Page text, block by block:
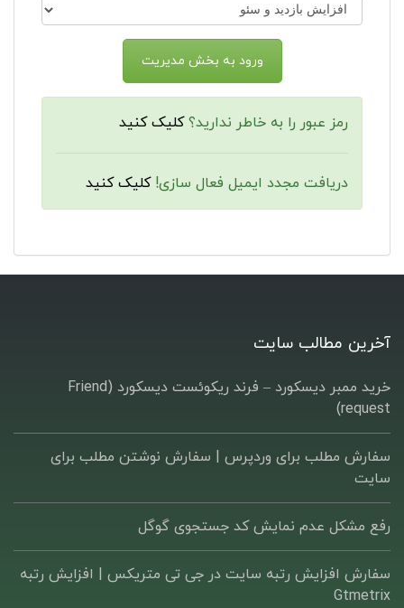
رمز عبور را به خاطر ندارید؟کلیک کنید
دریافت مجدد ایمیل فعال سازی!کلیک کنید
آخرین مطالب سایت
خرید ممبر دیسکورد – فرند ریکوئست دیسکورد (Friend
request)
سفارش مطلب برای وردپرس |‌ سفارش نوشتن مطلب برای
سایت
رفع مشکل عدم نمایش کد جستجوی گوگل
سفارش افزایش رتبه سایت در جی تی متریکس | افزایش رتبه
Gtmetrix